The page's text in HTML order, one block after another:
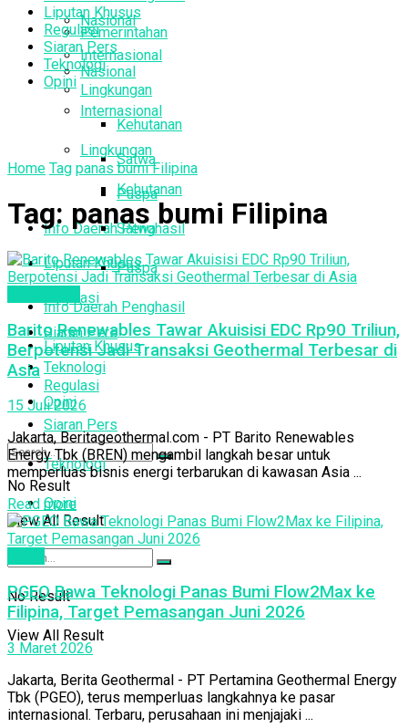
Nasional
Internasional
Lingkungan
Kehutanan
Satwa
Puspa
Info Daerah Penghasil
Liputan Khusus
Regulasi
Siaran Pers
Teknologi
Opini
No Result
View All Result
Pemerintahan
Nasional
Internasional
Lingkungan
Kehutanan
Satwa
Puspa
Info Daerah Penghasil
Liputan Khusus
Regulasi
Siaran Pers
Teknologi
Opini
No Result
View All Result
Liputan Khusus
Regulasi
Siaran Pers
Teknologi
Opini
Home Tag panas bumi Filipina
Tag: panas bumi Filipina
Barito Renewables Tawar Akuisisi EDC Rp90 Triliun,
Berpotensi Jadi Transaksi Geothermal Terbesar di
Asia
15 Juli 2026
Jakarta, Beritageothermal.com - PT Barito Renewables
Energy Tbk (BREN) mengambil langkah besar untuk
memperluas bisnis energi terbarukan di kawasan Asia ...
Read more
PGEO Bawa Teknologi Panas Bumi Flow2Max ke
Filipina, Target Pemasangan Juni 2026
3 Maret 2026
Jakarta, Berita Geothermal - PT Pertamina Geothermal Energy
Tbk (PGEO), terus memperluas langkahnya ke pasar
internasional. Terbaru, perusahaan ini menjajaki ...